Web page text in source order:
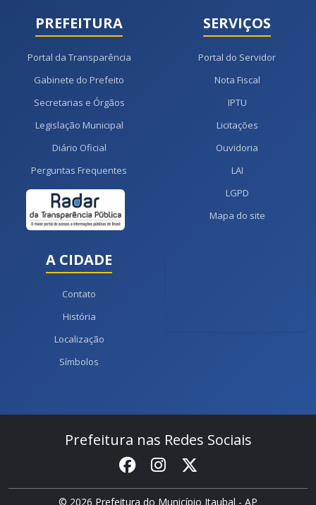
PREFEITURA
Portal da Transparência
Gabinete do Prefeito
Secretarias e Órgãos
Legislação Municipal
Diário Oficial
Perguntas Frequentes
SERVIÇOS
Portal do Servidor
Nota Fiscal
IPTU
Licitações
Ouvidoria
LAI
LGPD
Mapa do site
A CIDADE
Contato
História
Localização
Símbolos
Prefeitura nas Redes Sociais
© 2026 Prefeitura do Município Itaubal - AP